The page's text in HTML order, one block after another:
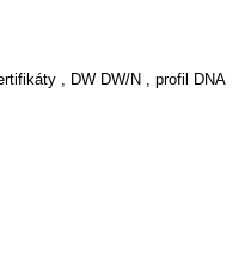
, DW DW/N , profil DNA